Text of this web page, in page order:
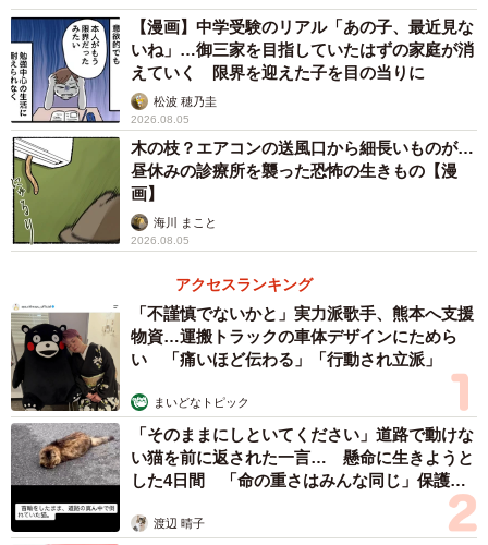
【漫画】中学受験のリアル「あの子、最近見な
いね」…御三家を目指していたはずの家庭が消
えていく 限界を迎えた子を目の当りに
松波 穂乃圭
2026.08.05
木の枝？エアコンの送風口から細長いものが…
昼休みの診療所を襲った恐怖の生きもの【漫
画】
海川 まこと
2026.08.05
アクセスランキング
「不謹慎でないかと」実力派歌手、熊本へ支援
物資…運搬トラックの車体デザインにためら
い 「痛いほど伝わる」「行動され立派」
まいどなトピック
「そのままにしといてください」道路で動けな
い猫を前に返された一言… 懸命に生きようと
した4日間 「命の重さはみんな同じ」保護団
渡辺 晴子